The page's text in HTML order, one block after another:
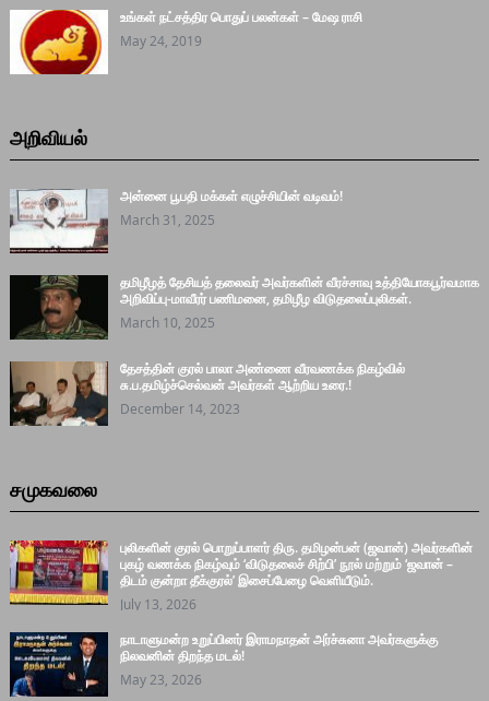
உங்கள் நட்சத்திர பொதுப் பலன்கள் – மேஷ ராசி
May 24, 2019
அறிவியல்
அன்னை பூபதி மக்கள் எழுச்சியின் வடிவம்!
March 31, 2025
தமிழீழத் தேசியத் தலைவர் அவர்களின் வீரச்சாவு உத்தியோகபூர்வமாக
அறிவிப்பு-மாவீரர் பணிமனை, தமிழீழ விடுதலைப்புலிகள்.
March 10, 2025
தேசத்தின் குரல் பாலா அண்ணை வீரவணக்க நிகழ்வில்
சு.ப.தமிழ்ச்செல்வன் அவர்கள் ஆற்றிய உரை.!
December 14, 2023
சமுகவலை
புலிகளின் குரல் பொறுப்பாளர் திரு. தமிழன்பன் (ஜவான்) அவர்களின்
புகழ் வணக்க நிகழ்வும் ‘விடுதலைச் சிற்பி’ நூல் மற்றும் ‘ஜவான் –
திடம் குன்றா தீக்குரல்’ இசைப்பேழை வெளியீடும்.
July 13, 2026
நாடாளுமன்ற உறுப்பினர் இராமநாதன் அர்ச்சுனா அவர்களுக்கு
நிலவனின் திறந்த மடல்!
May 23, 2026